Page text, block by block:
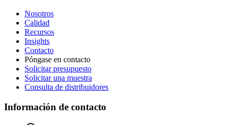
Nosotros
Calidad
Recursos
Insights
Contacto
Póngase en contacto
Solicitar presupuesto
Solicitar una muestra
Consulta de distribuidores
Información de contacto